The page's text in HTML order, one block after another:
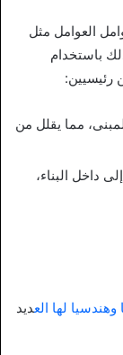
العوامل مثل
باستخدام
رئيسيين:
مما يقلل من
داخل البناء،
لها العديد